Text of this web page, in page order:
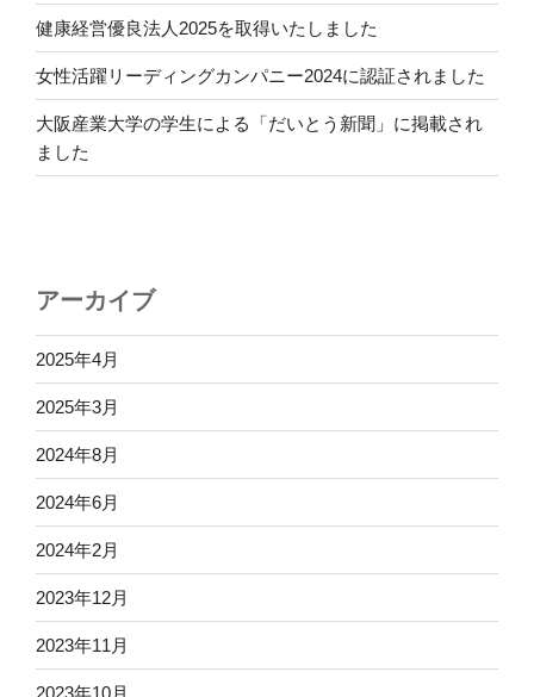
健康経営優良法人2025を取得いたしました
女性活躍リーディングカンパニー2024に認証されました
大阪産業大学の学生による「だいとう新聞」に掲載され
ました
アーカイブ
2025年4月
2025年3月
2024年8月
2024年6月
2024年2月
2023年12月
2023年11月
2023年10月